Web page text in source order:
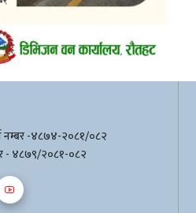
नम्बर -४८७४-२०८१/०८२
- ४८७९/२०८१-०८२